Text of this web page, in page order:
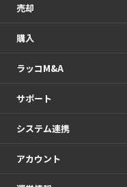
売却
購入
ラッコM&A
サポート
システム連携
アカウント